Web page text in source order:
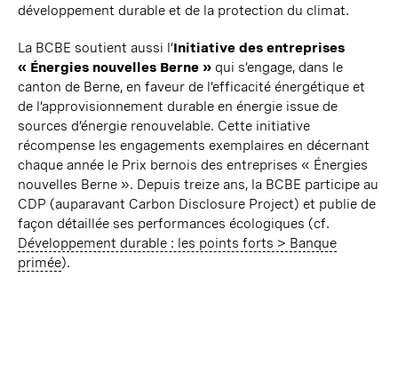
développement durable et de la protection du climat.
La BCBE soutient aussi l’Initiative des entreprises
« Énergies nouvelles Berne » qui s’engage, dans le
canton de Berne, en faveur de l’efficacité énergétique et
de l’approvisionnement durable en énergie issue de
sources d’énergie renouvelable. Cette initiative
récompense les engagements exemplaires en décernant
chaque année le Prix bernois des entreprises « Énergies
nouvelles Berne ». Depuis treize ans, la BCBE participe au
CDP (auparavant Carbon Disclosure Project) et publie de
façon détaillée ses performances écologiques (cf.
Développement durable : les points forts > Banque
primée).